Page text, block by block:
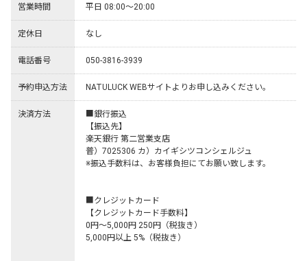
営業時間 平日 08:00～20:00
定休日 なし
電話番号 050-3816-3939
予約申込方法 NATULUCK WEBサイトよりお申し込みください。
決済方法
■銀行振込
【振込先】
楽天銀行 第二営業支店
普）7025306 カ）カイギシツコンシェルジュ
※振込手数料は、お客様負担にてお願い致します。
■クレジットカード
【クレジットカード手数料】
0円～5,000円 250円（税抜き）
5,000円以上 5%（税抜き）